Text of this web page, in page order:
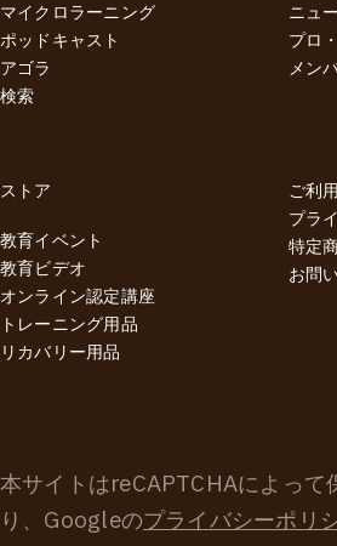
マイクロラーニング
ポッドキャスト
アゴラ
検索
ニュ
プロ
メン
ストア
教育イベント
教育ビデオ
オンライン認定講座
トレーニング用品
リカバリー用品
ご利
プラ
特定
お問
本サイトはreCAPTCHAによって
り、Googleのプライバシーポリ